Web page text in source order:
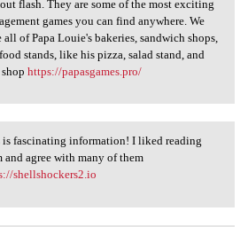
flash. They are some of the most exciting
games you can find anywhere. We
all of Papa Louie's bakeries, sandwich shops,
stands, like his pizza, salad stand, and
https://papasgames.pro/
fascinating
is fascinating information! I liked reading
and agree with many of them
shellshockers2.io